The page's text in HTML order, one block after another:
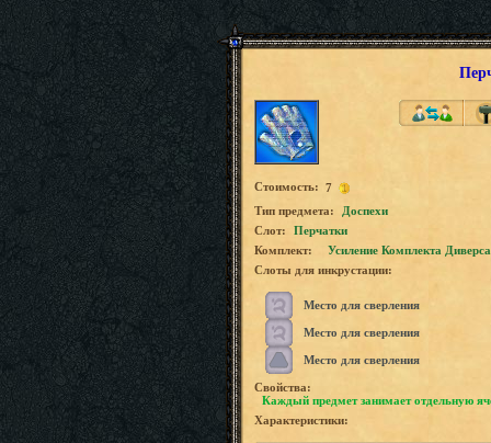
Стоимость: 7
Tип предмета:
Доспехи
Слот:
Перчатки
Комплект:
Усиление Комплекта
Слоты для инкрустации:
Место для сверления
Место для сверления
Место для сверления
Свойства:
Каждый предмет занимает отдельную
Характеристики: